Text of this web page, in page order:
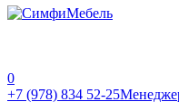
0
+7 (978) 834 52-25